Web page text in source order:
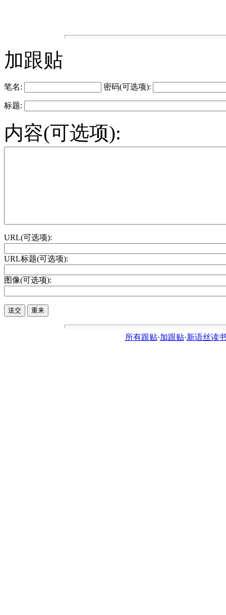
加跟贴
笔名: 密码(可选项):
标题:
内容(可选项):
URL(可选项):
URL标题(可选项):
图像(可选项):
所有跟贴·加跟贴·新语丝读